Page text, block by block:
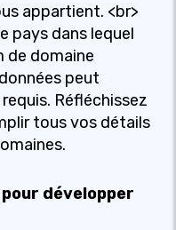
appartient. <br>
pays dans lequel
de domaine
peut
Réfléchissez
tous vos détails
développer